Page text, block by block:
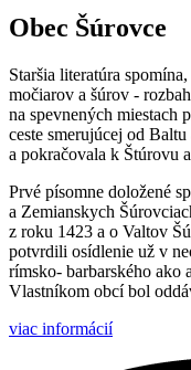
Obec Šúrovce
Staršia literatúra
močiarov a šúrov -
na spevnených miestach
ceste smerujúcej od
a pokračovala k Štúrovu
Prvé písomne doložené
a Zemianskych
z roku 1423 a o Valtov
potvrdili osídlenie už v
rímsko- barbarského ako
Vlastníkom obcí bol
viac informácií